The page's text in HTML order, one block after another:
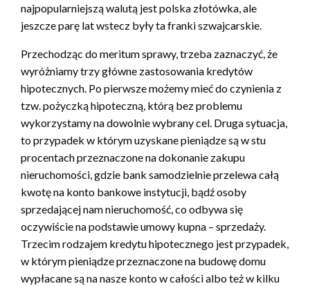
najpopularniejszą walutą jest polska złotówka, ale
jeszcze parę lat wstecz były ta franki szwajcarskie.
Przechodząc do meritum sprawy, trzeba zaznaczyć, że
wyróżniamy trzy główne zastosowania kredytów
hipotecznych. Po pierwsze możemy mieć do czynienia z
tzw. pożyczką hipoteczną, którą bez problemu
wykorzystamy na dowolnie wybrany cel. Druga sytuacja,
to przypadek w którym uzyskane pieniądze są w stu
procentach przeznaczone na dokonanie zakupu
nieruchomości, gdzie bank samodzielnie przelewa całą
kwotę na konto bankowe instytucji, bądź osoby
sprzedającej nam nieruchomość, co odbywa się
oczywiście na podstawie umowy kupna – sprzedaży.
Trzecim rodzajem kredytu hipotecznego jest przypadek,
w którym pieniądze przeznaczone na budowę domu
wypłacane są na nasze konto w całości albo też w kilku